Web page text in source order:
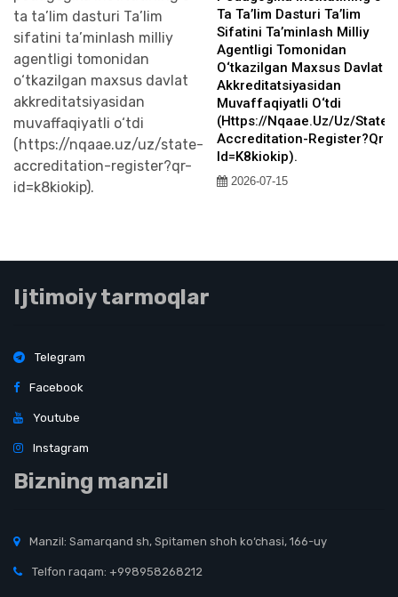
Ta Ta’lim Dasturi Ta’lim
Sifatini Ta’minlash Milliy
Agentligi Tomonidan
O‘tkazilgan Maxsus Davlat
Akkreditatsiyasidan
Muvaffaqiyatli O‘tdi
(https://nqaae.uz/uz/state-
Accreditation-Register?qr-
Id=k8kiokip).
2026-07-15
Ijtimoiy tarmoqlar
Telegram
Facebook
Youtube
Instagram
Bizning manzil
Manzil: Samarqand sh, Spitamen shoh ko‘chasi, 166-uy
Telfon raqam: +998958268212